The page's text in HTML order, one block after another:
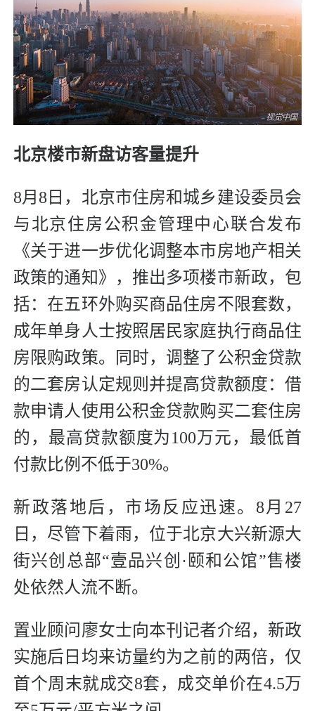
北京楼市新盘访客量提升
8月8日，北京市住房和城乡建设委员会
与北京住房公积金管理中心联合发布
《关于进一步优化调整本市房地产相关
政策的通知》，推出多项楼市新政，包
括：在五环外购买商品住房不限套数，
成年单身人士按照居民家庭执行商品住
房限购政策。同时，调整了公积金贷款
的二套房认定规则并提高贷款额度：借
款申请人使用公积金贷款购买二套住房
的，最高贷款额度为100万元，最低首
付款比例不低于30%。
新政落地后，市场反应迅速。8月27
日，尽管下着雨，位于北京大兴新源大
街兴创总部“壹品兴创·颐和公馆”售楼
处依然人流不断。
置业顾问廖女士向本刊记者介绍，新政
实施后日均来访量约为之前的两倍，仅
首个周末就成交8套，成交单价在4.5万